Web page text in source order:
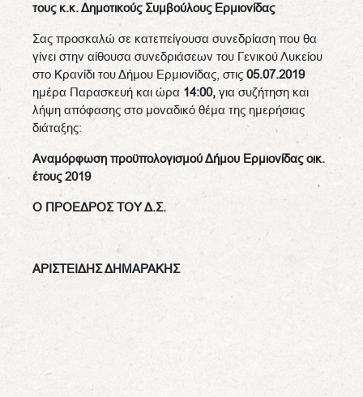
τους κ.κ. Δημοτικούς Συμβούλους Ερμιονίδας
Σας προσκαλώ σε κατεπείγουσα συνεδρίαση που θα
γίνει στην αίθουσα συνεδριάσεων του Γενικού Λυκείου
στο Κρανίδι του Δήμου Ερμιονίδας, στις 05.07.2019
ημέρα Παρασκευή και ώρα 14:00, για συζήτηση και
λήψη απόφασης στο μοναδικό θέμα της ημερήσιας
διάταξης:
Αναμόρφωση προϋπολογισμού Δήμου Ερμιονίδας οικ.
έτους 2019
Ο ΠΡΟΕΔΡΟΣ ΤΟΥ Δ.Σ.
ΑΡΙΣΤΕΙΔΗΣ ΔΗΜΑΡΑΚΗΣ